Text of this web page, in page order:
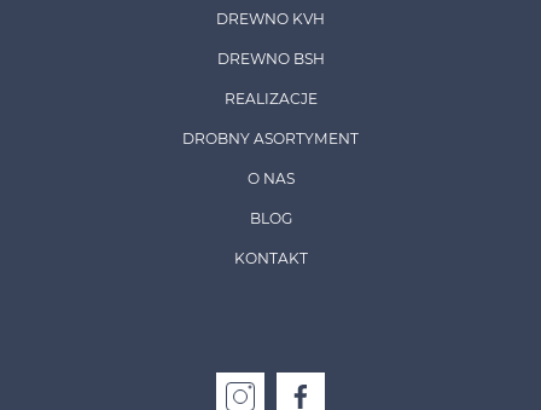
DREWNO KVH
DREWNO BSH
REALIZACJE
DROBNY ASORTYMENT
O NAS
BLOG
KONTAKT